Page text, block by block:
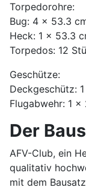
Torpedorohre:
Bug: 4 x 53.3
Heck: 1 x 53.3
Torpedos: 12
Geschütze:
Deckgeschütz:
Flugabwehr: 1
Der
AFV-Club, ein
qualitativ
mit dem